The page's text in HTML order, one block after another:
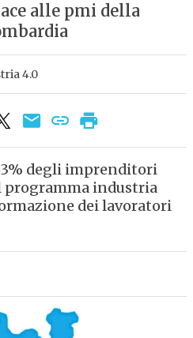
alle pmi della
4.0
degli imprenditori
programma industria
dei lavoratori